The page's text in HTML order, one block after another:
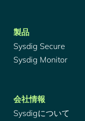
製品
Sysdig Secure
Sysdig Monitor
会社情報
Sysdigについて